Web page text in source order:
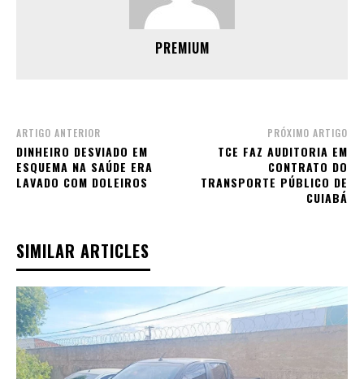
PREMIUM
ARTIGO ANTERIOR
DINHEIRO DESVIADO EM
ESQUEMA NA SAÚDE ERA
LAVADO COM DOLEIROS
PRÓXIMO ARTIGO
TCE FAZ AUDITORIA EM
CONTRATO DO
TRANSPORTE PÚBLICO DE
CUIABÁ
SIMILAR ARTICLES